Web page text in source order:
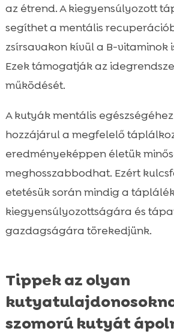
az étrend. A kiegyensúlyozott
segíthet a mentális
zsírsavakon kívül a B-vitaminok
Ezek támogatják az
működését.
A kutyák mentális
hozzájárul a megfelelő
eredményeképpen életük
meghosszabbodhat. Ezért
etetésük során mindig a
kiegyensúlyozottságára és
gazdagságára törekedjünk.
Tippek az olyan
szomorú kutyát